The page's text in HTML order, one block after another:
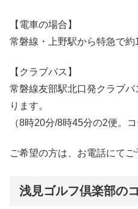
【電車の場合】
常磐線・上野駅から特急で約
【クラブバス】
常磐線友部駅北口発クラブ
ります。
（8時20分/8時45分の2便。
ご希望の方は、お電話にてご
浅見ゴルフ倶楽部の